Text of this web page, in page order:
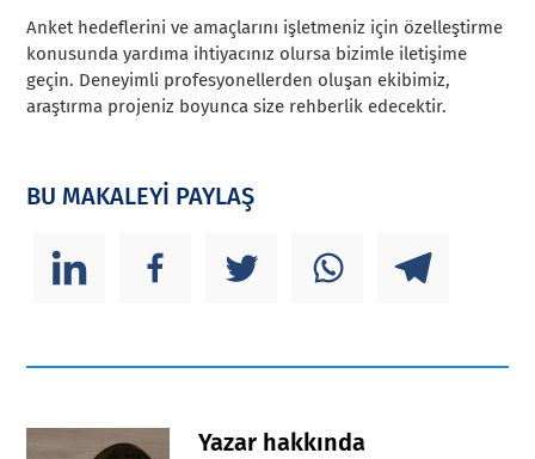
Anket hedeflerini ve amaçlarını işletmeniz için özelleştirme
konusunda yardıma ihtiyacınız olursa bizimle iletişime
geçin. Deneyimli profesyonellerden oluşan ekibimiz,
araştırma projeniz boyunca size rehberlik edecektir.
BU MAKALEYİ PAYLAŞ
Yazar hakkında